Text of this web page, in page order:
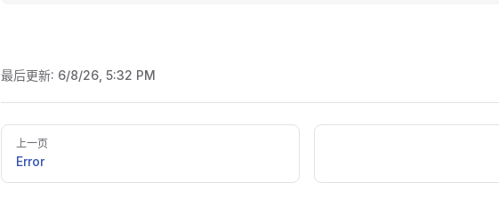
最后更新: 6/8/26, 5:32 PM
Pager
上一页
Error